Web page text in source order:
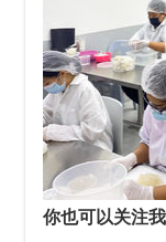
你也可以关注